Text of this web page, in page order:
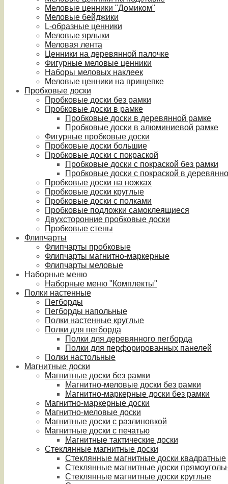
Меловые ценники "Домиком"
Меловые бейджики
L-образные ценники
Меловые ярлыки
Меловая лента
Ценники на деревянной палочке
Фигурные меловые ценники
Наборы меловых наклеек
Меловые ценники на прищепке
Пробковые доски
Пробковые доски без рамки
Пробковые доски в рамке
Пробковые доски в деревянной рамке
Пробковые доски в алюминиевой рамке
Фигурные пробковые доски
Пробковые доски большие
Пробковые доски с покраской
Пробковые доски с покраской без рамки
Пробковые доски с покраской в
Пробковые доски на ножках
Пробковые доски круглые
Пробковые доски с полками
Пробковые подложки самоклеящиеся
Двухсторонние пробковые доски
Пробковые стены
Флипчарты
Флипчарты пробковые
Флипчарты магнитно-маркерные
Флипчарты меловые
Наборные меню
Наборные меню "Комплекты"
Полки настенные
Пегборды
Пегборды напольные
Полки настенные круглые
Полки для пегборда
Полки для деревянного пегборда
Полки для перфорированных панелей
Полки настольные
Магнитные доски
Магнитные доски без рамки
Магнитно-меловые доски без рамки
Магнитно-маркерные доски без рамки
Магнитно-маркерные доски
Магнитно-меловые доски
Магнитные доски с разлиновкой
Магнитные доски с печатью
Магнитные тактические доски
Стеклянные магнитные доски
Стеклянные магнитные доски квадратные
Стеклянные магнитные доски
Стеклянные магнитные доски круглые